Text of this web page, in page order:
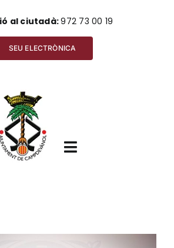
al ciutadà:972 73 00 19
SEU ELECTRÒNICA
Toggle